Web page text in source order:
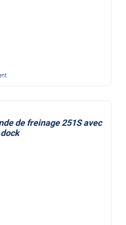
de freinage 251S avec